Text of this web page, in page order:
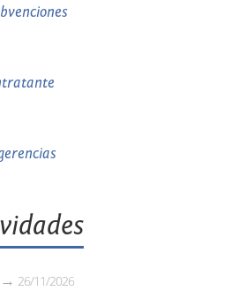
26/11/2026